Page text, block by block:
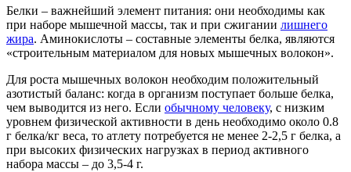
Белки – важнейший элемент питания: они необходимы как
при наборе мышечной массы, так и при сжигании лишнего
жира. Аминокислоты – составные элементы белка, являются
«строительным материалом для новых мышечных волокон».
Для роста мышечных волокон необходим положительный
азотистый баланс: когда в организм поступает больше белка,
чем выводится из него. Если обычному человеку, с низким
уровнем физической активности в день необходимо около 0.8
г белка/кг веса, то атлету потребуется не менее 2-2,5 г белка, а
при высоких физических нагрузках в период активного
набора массы – до 3,5-4 г.